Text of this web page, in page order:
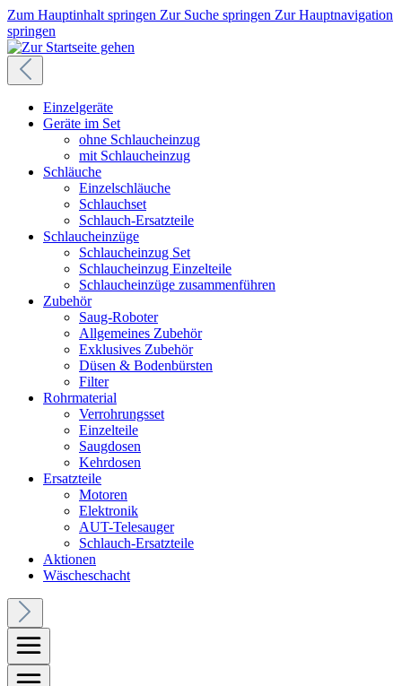
Zum Hauptinhalt springen Zur Suche springen Zur Hauptnavigation
springen
Einzelgeräte
Geräte im Set
ohne Schlaucheinzug
mit Schlaucheinzug
Schläuche
Einzelschläuche
Schlauchset
Schlauch-Ersatzteile
Schlaucheinzüge
Schlaucheinzug Set
Schlaucheinzug Einzelteile
Schlaucheinzüge zusammenführen
Zubehör
Saug-Roboter
Allgemeines Zubehör
Exklusives Zubehör
Düsen & Bodenbürsten
Filter
Rohrmaterial
Verrohrungsset
Einzelteile
Saugdosen
Kehrdosen
Ersatzteile
Motoren
Elektronik
AUT-Telesauger
Schlauch-Ersatzteile
Aktionen
Wäscheschacht